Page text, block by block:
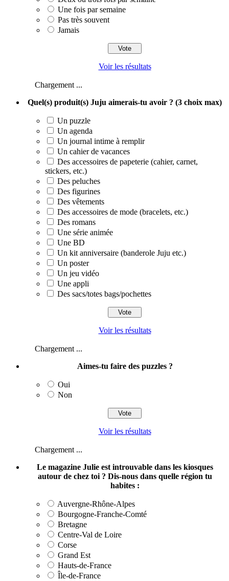
Une fois par semaine
Pas très souvent
Jamais
Voir les résultats
Chargement ...
Quel(s) produit(s) Juju aimerais-tu avoir ? (3 choix max)
Un puzzle
Un agenda
Un journal intime à remplir
Un cahier de vacances
Des accessoires de papeterie (cahier, carnet,
stickers, etc.)
Des peluches
Des figurines
Des vêtements
Des accessoires de mode (bracelets, etc.)
Des romans
Une série animée
Une BD
Un kit anniversaire (banderole Juju etc.)
Un poster
Un jeu vidéo
Une appli
Des sacs/totes bags/pochettes
Voir les résultats
Chargement ...
Aimes-tu faire des puzzles ?
Oui
Non
Voir les résultats
Chargement ...
Le magazine Julie est introuvable dans les kiosques
autour de chez toi ? Dis-nous dans quelle région tu
habites :
Auvergne-Rhône-Alpes
Bourgogne-Franche-Comté
Bretagne
Centre-Val de Loire
Corse
Grand Est
Hauts-de-France
Île-de-France